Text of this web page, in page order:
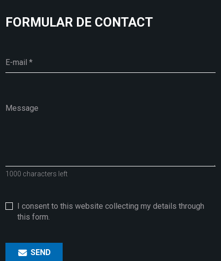
FORMULAR DE CONTACT
1000 characters left
I consent to this website collecting my details through
this form.
SEND